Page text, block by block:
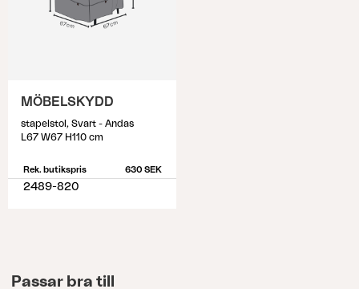
MÖBELSKYDD
stapelstol, Svart - Andas
L67 W67 H110 cm
Rek. butikspris 630 SEK
2489-820
Passar bra till